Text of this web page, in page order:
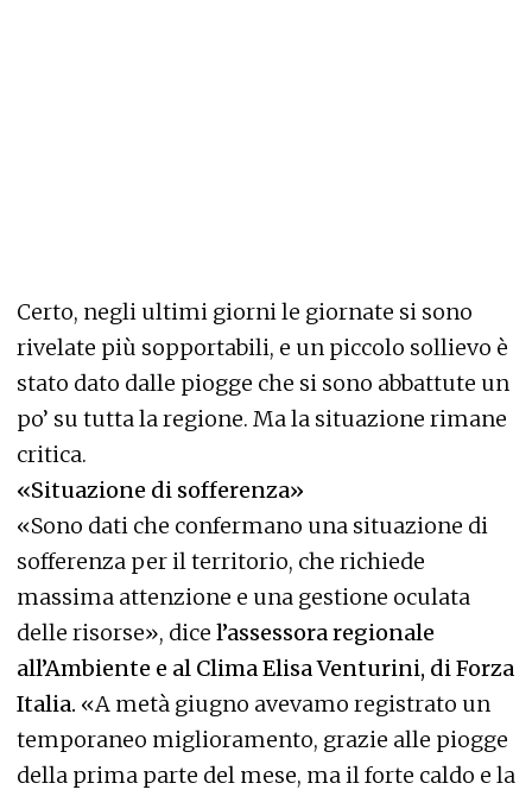
Certo, negli ultimi giorni le giornate si sono
rivelate più sopportabili, e un piccolo sollievo è
stato dato dalle piogge che si sono abbattute un
po’ su tutta la regione. Ma la situazione rimane
critica.
«Situazione di sofferenza»
«Sono dati che confermano una situazione di
sofferenza per il territorio, che richiede
massima attenzione e una gestione oculata
delle risorse», dice l’assessora regionale
all’Ambiente e al Clima Elisa Venturini, di Forza
Italia. «A metà giugno avevamo registrato un
temporaneo miglioramento, grazie alle piogge
della prima parte del mese, ma il forte caldo e la